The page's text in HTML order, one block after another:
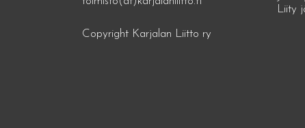
Copyright Karjalan Liitto ry
Liity